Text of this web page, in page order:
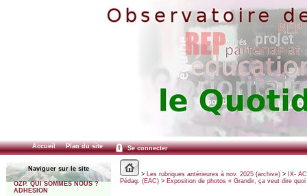
Accueil Plan du site Se connecter
Naviguer sur le site
OZP. QUI SOMMES NOUS ?
ADHESION
> Les rubriques antérieures à nov. 2025 (archive)> IX-
Pédag. (EAC)> Exposition de photos « Grandir, ça veut dire